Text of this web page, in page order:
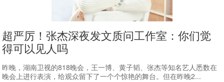
超严厉！张杰深夜发文质问工作室：你们觉
得可以见人吗
昨晚，湖南卫视的818晚会，王一博、黄子韬、张杰等知名艺人悉数在
晚会上进行表演，给观众留下了一个个惊艳的舞台。但在昨晚2...